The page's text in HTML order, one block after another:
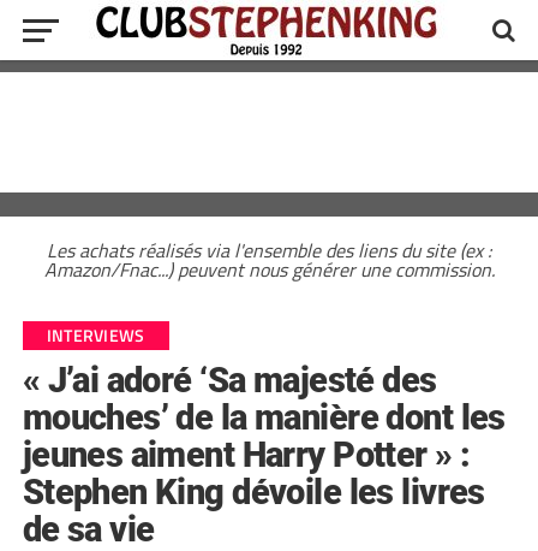
Les achats réalisés via l'ensemble des liens du site (ex :
Amazon/Fnac...) peuvent nous générer une commission.
INTERVIEWS
« J’ai adoré ‘Sa majesté des
mouches’ de la manière dont les
jeunes aiment Harry Potter » :
Stephen King dévoile les livres
de sa vie